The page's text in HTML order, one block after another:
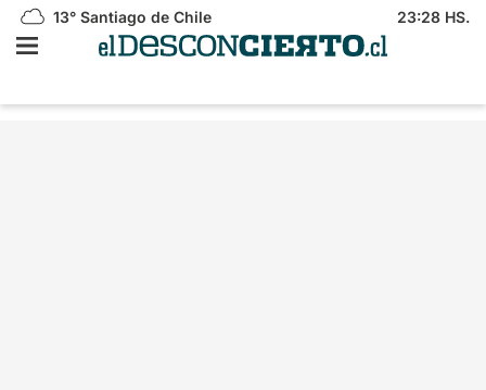
13° Santiago de Chile 23:28 HS.